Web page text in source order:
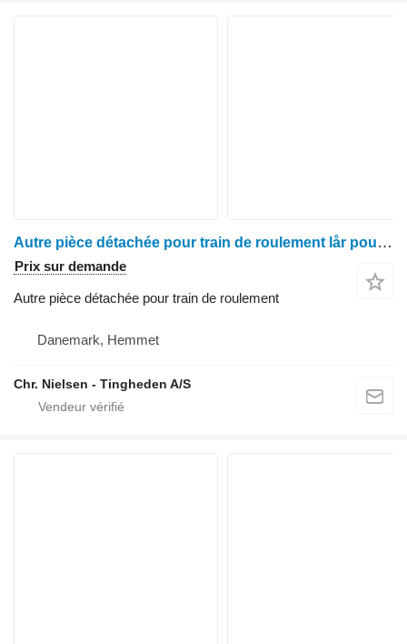
Autre pièce détachée pour train de roulement lår pour moissonneuse-batteuse Claas Lexion 460
Prix sur demande
Autre pièce détachée pour train de roulement
Danemark, Hemmet
Chr. Nielsen - Tingheden A/S